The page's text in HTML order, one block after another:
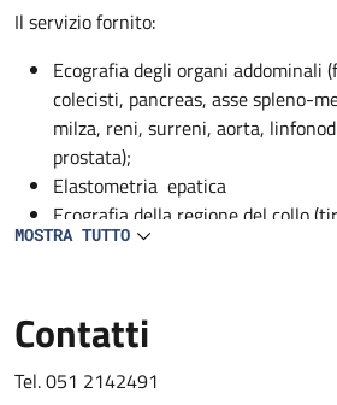
Descrizione
Il servizio fornito:
Ecografia degli organi addominali
colecisti, pancreas, asse spleno-
milza, reni, surreni, aorta,
prostata);
Elastometria epatica
Ecografia della regione del collo
ghiandole sottomandibolari,
arteria epatica, arteria
EcocolorDoppler dei vasi del collo
MOSTRA TUTTO
Contatti
Tel. 051 2142491